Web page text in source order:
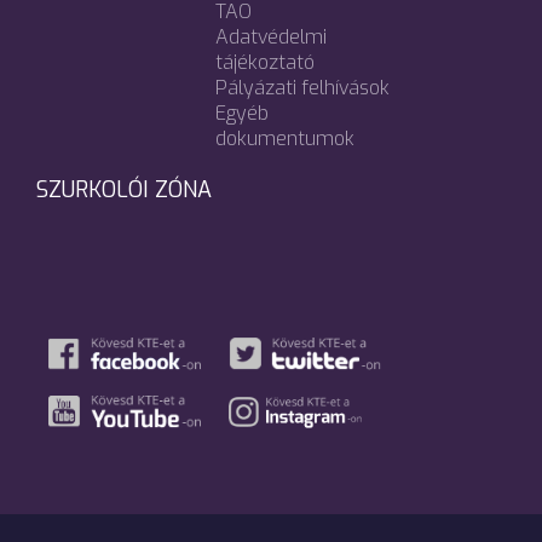
TAO
Adatvédelmi
tájékoztató
Pályázati felhívások
Egyéb
dokumentumok
SZURKOLÓI ZÓNA